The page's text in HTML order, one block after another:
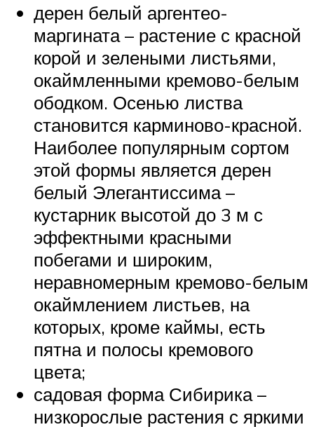
дерен белый аргентео-
маргината – растение с красной
корой и зелеными листьями,
окаймленными кремово-белым
ободком. Осенью листва
становится карминово-красной.
Наиболее популярным сортом
этой формы является дерен
белый Элегантиссима –
кустарник высотой до 3 м с
эффектными красными
побегами и широким,
неравномерным кремово-белым
окаймлением листьев, на
которых, кроме каймы, есть
пятна и полосы кремового
цвета;
садовая форма Сибирика –
низкорослые растения с яркими